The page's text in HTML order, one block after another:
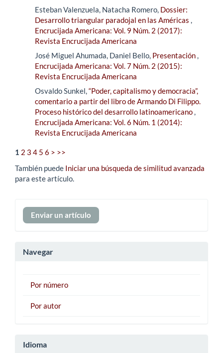
Esteban Valenzuela, Natacha Romero, Dossier:
Desarrollo triangular paradojal en las Américas ,
Encrucijada Americana: Vol. 9 Núm. 2 (2017):
Revista Encrucijada Americana
José Miguel Ahumada, Daniel Bello, Presentación,
Encrucijada Americana: Vol. 7 Núm. 2 (2015):
Revista Encrucijada Americana
Osvaldo Sunkel,“Poder, capitalismo y democracia”,
comentario a partir del libro de Armando Di Filippo.
Proceso histórico del desarrollo latinoamericano,
Encrucijada Americana: Vol. 6 Núm. 1 (2014):
Revista Encrucijada Americana
1 2 3 4 5 6 > >>
También puede Iniciar una búsqueda de similitud avanzada
para este artículo.
Enviar
un
Enviar un artículo
Navegar
Por número
Por autor
Idioma